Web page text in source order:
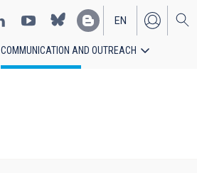
EN
ES
COMMUNICATION AND OUTREACH